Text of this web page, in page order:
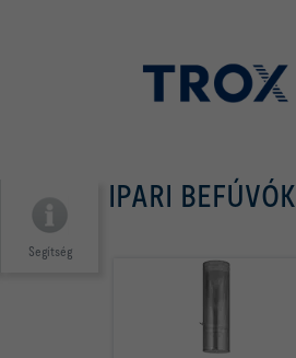
Segítség
IPARI BEFÚVÓK